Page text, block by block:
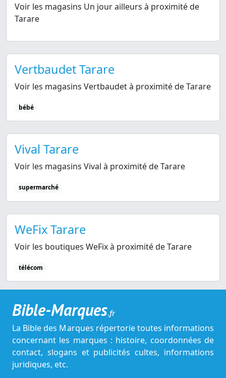
Voir les magasins Un jour ailleurs à proximité de
Tarare
Vertbaudet Tarare
Voir les magasins Vertbaudet à proximité de Tarare
bébé
Vival Tarare
Voir les magasins Vival à proximité de Tarare
supermarché
WeFix Tarare
Voir les boutiques WeFix à proximité de Tarare
télécom
Bible-Marques.fr
La Bible des Marques répertorie toutes informations
concernant les marques : histoire, coordonnées de
contact, slogans et publicités cultes, informations
juridiques, etc.